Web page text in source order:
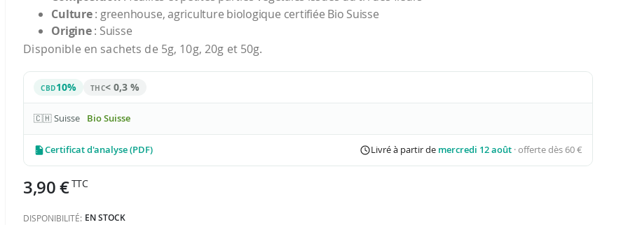
Culture: greenhouse, agriculture biologique certifiée Bio Suisse
Origine: Suisse
Disponible en sachets de 5g, 10g, 20g et 50g.
CBD10% THC< 0,3 %
🇨🇭 Suisse Bio Suisse
Certificat d'analyse (PDF) Livré à partir de mercredi 12 août · offerte dès 60 €
3,90 €
DISPONIBILITÉ: EN STOCK